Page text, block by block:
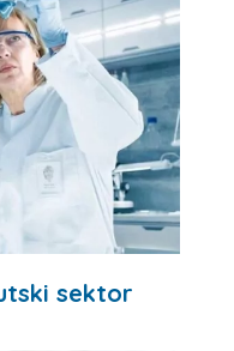
sektor